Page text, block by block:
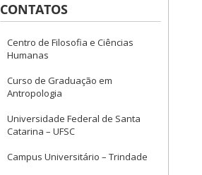
CONTATOS
Centro de Filosofia e Ciências
Humanas
Curso de Graduação em
Antropologia
Universidade Federal de Santa
Catarina – UFSC
Campus Universitário – Trindade